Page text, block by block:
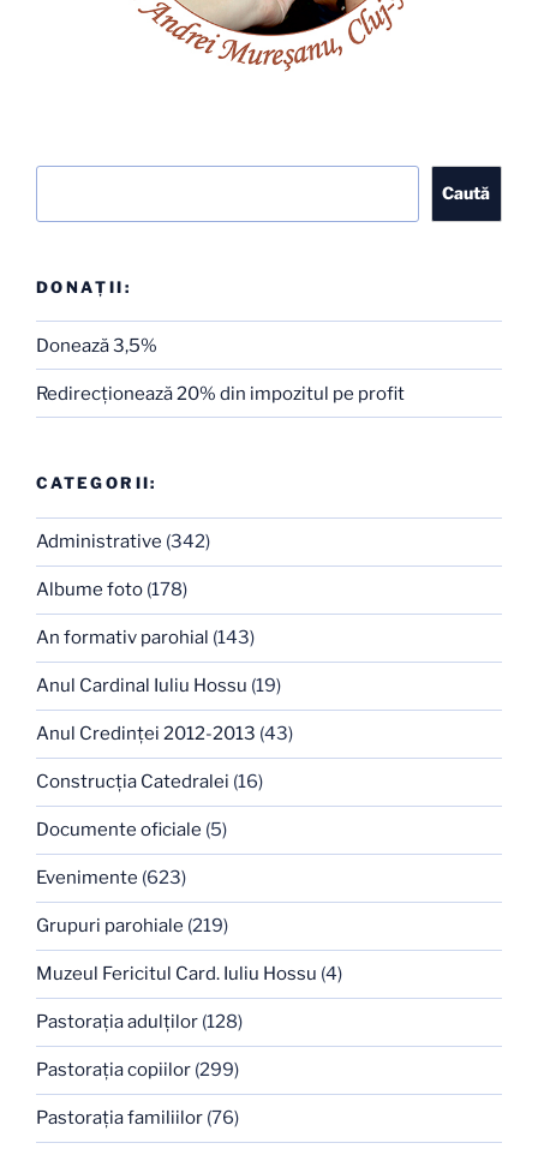
Caută
DONAȚII:
Donează 3,5%
Redirecţionează 20% din impozitul pe profit
CATEGORII:
Administrative (342)
Albume foto (178)
An formativ parohial (143)
Anul Cardinal Iuliu Hossu (19)
Anul Credinţei 2012-2013 (43)
Construcţia Catedralei (16)
Documente oficiale (5)
Evenimente (623)
Grupuri parohiale (219)
Muzeul Fericitul Card. Iuliu Hossu (4)
Pastoraţia adulţilor (128)
Pastoraţia copiilor (299)
Pastoraţia familiilor (76)